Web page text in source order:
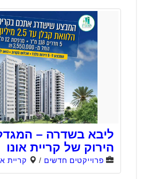
ליבא בשדרה –
הירוק של קריית אונו
פרוייקטים חדשים / קריית